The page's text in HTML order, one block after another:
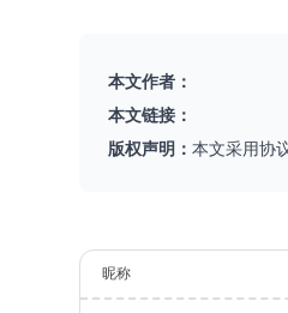
本文作者：
本文链接：
版权声明： 本文采用协
昵称